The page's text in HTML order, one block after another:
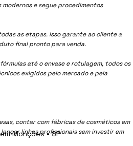
e segue procedimentos
as etapas. Isso garante ao cliente a
final pronto para venda.
até o envase e rotulagem, todos os
exigidos pelo mercado e pela
contar com fábricas de cosméticos em
linhas profissionais sem investir em
Monções - SP